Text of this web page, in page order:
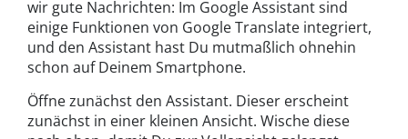
wir gute Nachrichten: Im Google Assistant sind
einige Funktionen von Google Translate integriert,
und den Assistant hast Du mutmaßlich ohnehin
schon auf Deinem Smartphone.
Öffne zunächst den Assistant. Dieser erscheint
zunächst in einer kleinen Ansicht. Wische diese